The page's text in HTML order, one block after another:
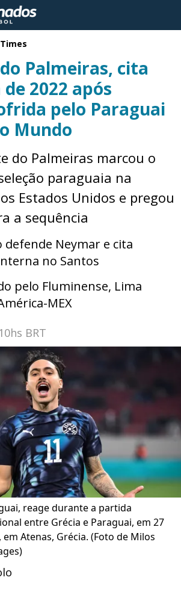
Times
Palmeiras, cita
2022 após
pelo Paraguai
Mundo
do Palmeiras marcou o
paraguaia na
Estados Unidos e pregou
a sequência
defende Neymar e cita
no Santos
pelo Fluminense, Lima
MEX
BRT
reage durante a partida
entre Grécia e Paraguai, em 27
Atenas, Grécia. (Foto de Milos